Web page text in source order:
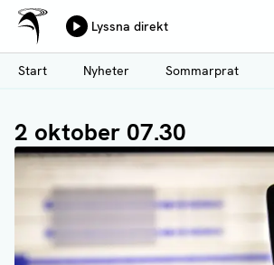
Hoppa
till
huvudinnehåll
Ålands Radio & TV
Lyssna direkt
Start
Nyheter Sommarprat
2 oktober 07.30